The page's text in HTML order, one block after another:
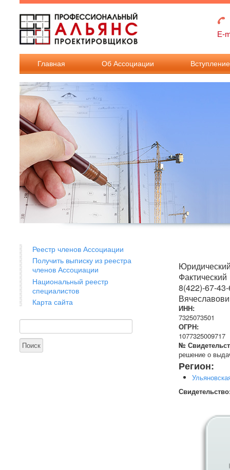
Перейти к основному содержанию
E-
Главная Об Ассоциации Вступление
Взносы в
внесения
изменения в
Ассоциации
Реестр членов Ассоциации
Получить выписку из реестра
членов Ассоциации
Национальный реестр
специалистов
Карта сайта
Форма поиска
Поиск
8(422)-67-
ИНН:
7325073501
ОГРН:
1077325009717
№
решение о
Регион: